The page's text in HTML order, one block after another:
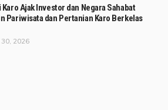
Karo Ajak Investor dan Negara Sahabat
Pariwisata dan Pertanian Karo Berkelas
30, 2026